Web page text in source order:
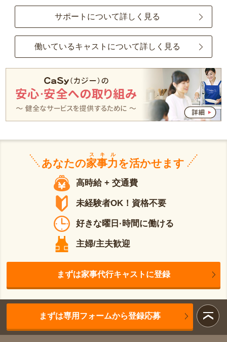
サポートについて詳しく見る
働いているキャストについて詳しく見る
あなたの家事力
スキル
を活かせます
高時給 + 交通費
未経験者OK！資格不要
好きな曜日·時間に働ける
主婦/主夫歓迎
まずは家事代行キャストに登録
まずは専用フォームから登録応募